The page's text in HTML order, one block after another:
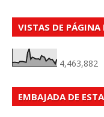
VISTAS DE
4,463,882
EMBAJADA DE